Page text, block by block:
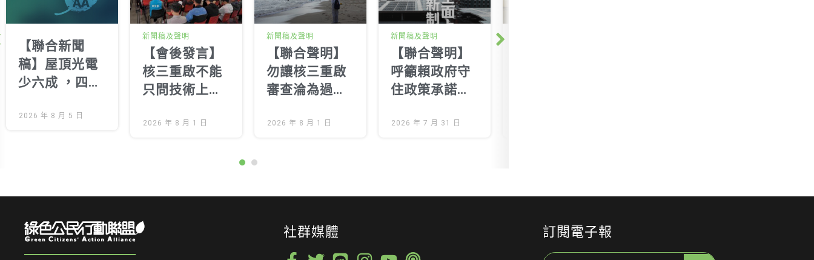
【聯合新聞
稿】屋頂光電
少六成 ，四年
兩天遊說 拒絕
2026 年 8 月 5 日
新聞稿及聲明
【會後發言】
核三重啟不能
只問技術上
啟」地方居民
過
2026 年 8 月 1 日
新聞稿及聲明
【聯合聲明】
勿讓核三重啟
審查淪為過水
地知情同意，
2026 年 8 月 1 日
新聞稿及聲明
【聯合聲明】
呼籲賴政府守
住政策承諾
月1日如期全面
2026 年 7 月 31 日
社群媒體 訂閱電子報